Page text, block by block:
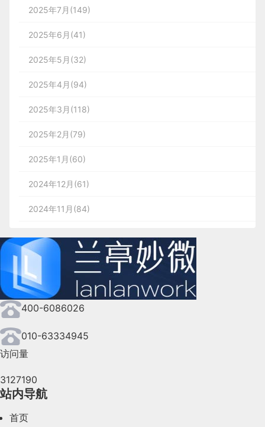
2025年7月(149)
2025年6月(41)
2025年5月(32)
2025年4月(94)
2025年3月(118)
2025年2月(79)
2025年1月(60)
2024年12月(61)
2024年11月(84)
2024年9月(144)
2024年8月(164)
2024年7月(107)
2024年6月(63)
2024年4月(44)
400-6086026
010-63334945
访问量
3127190
站内导航
首页